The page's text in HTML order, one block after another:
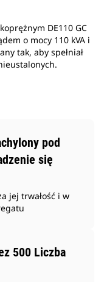
DE110 GC
o mocy 110 kVA i
tak, aby spełniał
pod
się
jej trwałość i w
500 Liczba